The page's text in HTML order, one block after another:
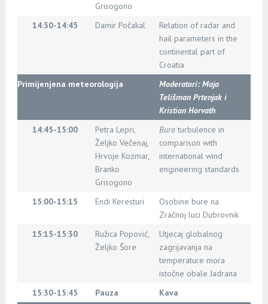
Grisogono
14:30-14:45 Damir Počakal
Relation of radar and
hail parameters in the
continental part of
Croatia
Primijenjena meteorologija
Moderatori: Maja
Telišman Prtenjak i
Kristian Horvath
14:45-15:00
Petra Lepri,
Željko Večenaj,
Hrvoje Kozmar,
Branko
Grisogono
Buraturbulence in
comparison with
international wind
engineering standards
15:00-15:15 Endi Keresturi
Osobine bure na
Zračnoj luci Dubrovnik
15:15-15:30
Ružica Popović,
Željko Šore
Utjecaj globalnog
zagrijavanja na
temperature mora
istočne obale Jadrana
15:30-15:45
Pauza
Kava